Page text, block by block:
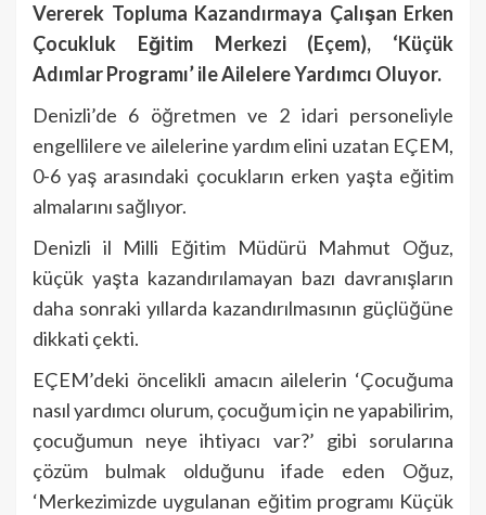
Vererek Topluma Kazandırmaya Çalışan Erken
Çocukluk Eğitim Merkezi (Eçem), ‘Küçük
Adımlar Programı’ ile Ailelere Yardımcı Oluyor.
Denizli’de 6 öğretmen ve 2 idari personeliyle
engellilere ve ailelerine yardım elini uzatan EÇEM,
0-6 yaş arasındaki çocukların erken yaşta eğitim
almalarını sağlıyor.
Denizli il Milli Eğitim Müdürü Mahmut Oğuz,
küçük yaşta kazandırılamayan bazı davranışların
daha sonraki yıllarda kazandırılmasının güçlüğüne
dikkati çekti.
EÇEM’deki öncelikli amacın ailelerin ‘Çocuğuma
nasıl yardımcı olurum, çocuğum için ne yapabilirim,
çocuğumun neye ihtiyacı var?’ gibi sorularına
çözüm bulmak olduğunu ifade eden Oğuz,
‘Merkezimizde uygulanan eğitim programı Küçük